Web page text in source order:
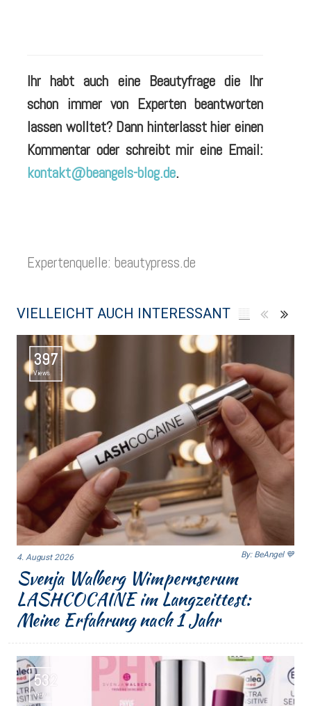
Ihr habt auch eine Beautyfrage die Ihr
schon immer von Experten beantworten
lassen wolltet? Dann hinterlasst hier einen
Kommentar oder schreibt mir eine Email:
kontakt@beangels-blog.de.
Expertenquelle: beautypress.de
VIELLEICHT AUCH INTERESSANT
397
Views
4. August 2026 By: BeAngel 💙
Svenja Walberg Wimpernserum
LASHCOCAINE im Langzeittest:
Meine Erfahrung nach 1 Jahr
532
Views